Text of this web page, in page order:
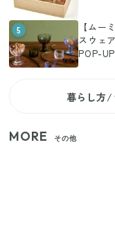
5
【ムー
スウェ
POP-
暮らし方/
MORE その他